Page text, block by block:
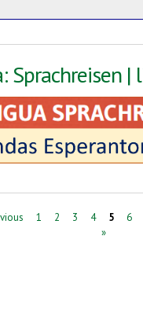
Sprachreisen
1 2 3 4 5 6
»